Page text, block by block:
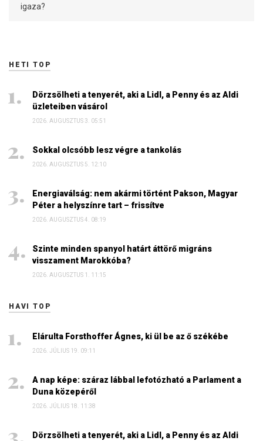
igaza?
HETI TOP
Dörzsölheti a tenyerét, aki a Lidl, a Penny és az Aldi
üzleteiben vásárol
2026. AUGUSZTUS 3. 05:51
Sokkal olcsóbb lesz végre a tankolás
2026. AUGUSZTUS 5. 12:10
Energiaválság: nem akármi történt Pakson, Magyar
Péter a helyszínre tart – frissítve
2026. AUGUSZTUS 4. 08:19
Szinte minden spanyol határt áttörő migráns
visszament Marokkóba?
2026. AUGUSZTUS 1. 11:15
HAVI TOP
Elárulta Forsthoffer Ágnes, ki ül be az ő székébe
2026. JÚLIUS 19. 09:11
A nap képe: száraz lábbal lefotózható a Parlament a
Duna közepéről
2026. JÚLIUS 18. 11:38
Dörzsölheti a tenyerét, aki a Lidl, a Penny és az Aldi